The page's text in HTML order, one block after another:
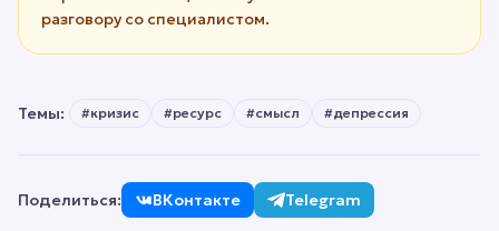
разговору со специалистом.
Темы: #кризис #ресурс #смысл #депрессия
Поделиться: ВКонтакте Telegram